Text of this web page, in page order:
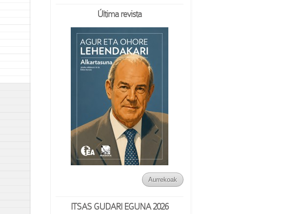
Última revista
Aurrekoak
ITSAS GUDARI EGUNA 2026